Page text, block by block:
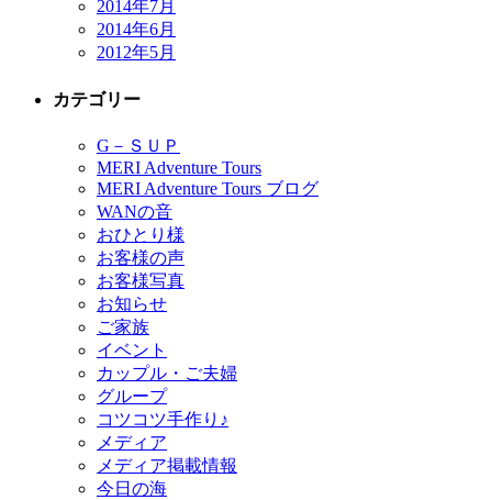
2014年7月
2014年6月
2012年5月
カテゴリー
G－ＳＵＰ
MERI Adventure Tours
MERI Adventure Tours ブログ
WANの音
おひとり様
お客様の声
お客様写真
お知らせ
ご家族
イベント
カップル・ご夫婦
グループ
コツコツ手作り♪
メディア
メディア掲載情報
今日の海